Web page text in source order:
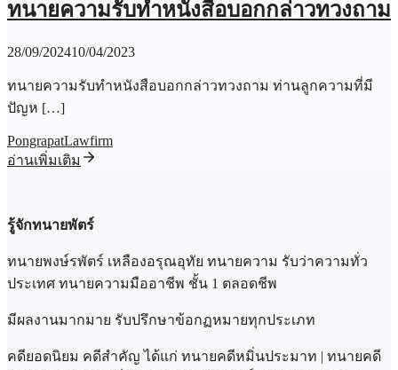
ทนายความรับทำหนังสือบอกกล่าวทวงถาม
28/09/202410/04/2023
ทนายความรับทำหนังสือบอกกล่าวทวงถาม ท่านลูกความที่มี
ปัญห […]
PongrapatLawfirm
อ่านเพิ่มเติม
รู้จักทนายพัตร์
ทนายพงษ์รพัตร์ เหลืองอรุณอุทัย ทนายความ รับว่าความทั่ว
ประเทศ ทนายความมืออาชีพ ชั้น 1 ตลอดชีพ
มีผลงานมากมาย รับปรึกษาข้อกฏหมายทุกประเภท
คดียอดนิยม คดีสำคัญ ได้แก่ ทนายคดีหมิ่นประมาท | ทนายคดี